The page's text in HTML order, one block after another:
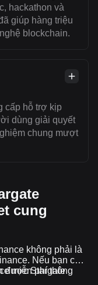
hackathon và
giúp hàng triệu
blockchain.
cấp hỗ trợ kịp
dùng giải quyết
chung mượt
cung
không phải là
Nếu bạn có
được Stargate
miễn phí thông